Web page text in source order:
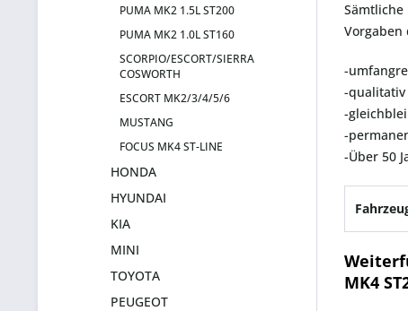
PUMA MK2 1.5L ST200
PUMA MK2 1.0L ST160
SCORPIO/ESCORT/SIERRA
COSWORTH
ESCORT MK2/3/4/5/6
MUSTANG
FOCUS MK4 ST-LINE
HONDA
HYUNDAI
KIA
MINI
TOYOTA
PEUGEOT
Vorgaben
-
-qualitativ
-
-
-Über 50
MK4